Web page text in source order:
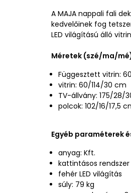
A MAJA nappali fali
kedvelőinek fog
LED világítású álló
Méretek (szé/ma/
Függesztett vitrin:
vitrin: 60/114/30 cm
TV-állvány: 175/28/
polcok: 102/16/17,5
Egyéb paraméterek
anyag: Kft.
kattintásos rendszer
fehér LED világítás
súly: 79 kg